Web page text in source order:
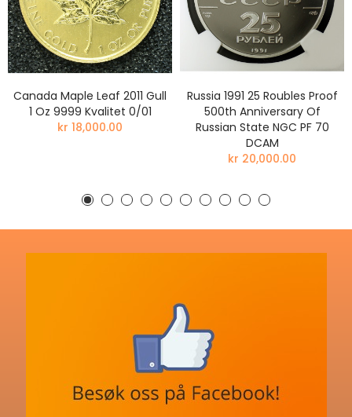
Canada Maple Leaf 2011 Gull
1 Oz 9999 Kvalitet 0/01
kr 18,000.00
Russia 1991 25 Roubles Proof
500th Anniversary Of
Russian State NGC PF 70
DCAM
kr 20,000.00